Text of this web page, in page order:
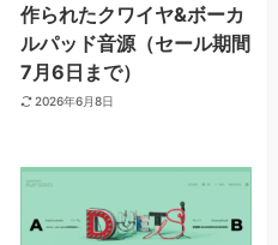
作られたクワイヤ&ボーカ
ルパッド音源（セール期間
7月6日まで）
2026年6月8日